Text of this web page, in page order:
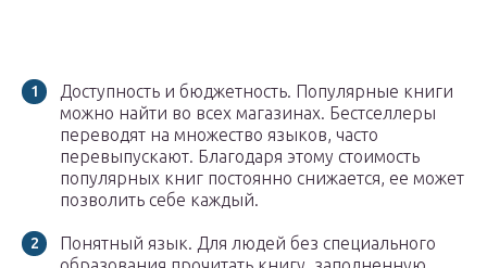
Доступность и бюджетность. Популярные книги
можно найти во всех магазинах. Бестселлеры
переводят на множество языков, часто
перевыпускают. Благодаря этому стоимость
популярных книг постоянно снижается, ее может
позволить себе каждый.
Понятный язык. Для людей без специального